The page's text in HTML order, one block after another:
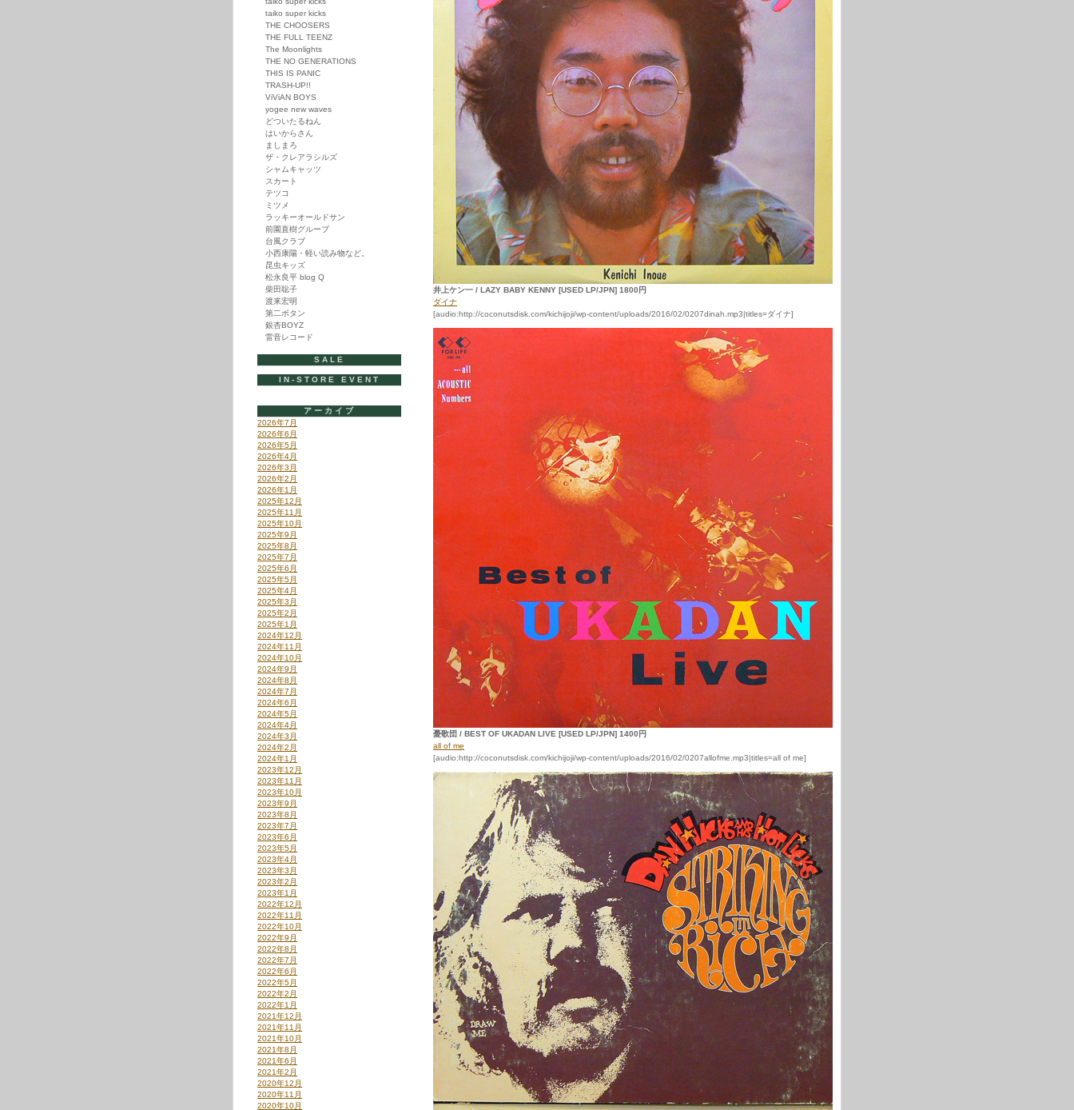
井上ケン一 / LAZY BABY KENNY [USED LP/JPN] 1800円
ダイナ
[audio:http://coconutsdisk.com/kichijoji/wp-content/uploads/2016/02/0207dinah.mp3|titles=ダイナ]
憂歌団 / BEST OF UKADAN LIVE [USED LP/JPN] 1400円
all of me
[audio:http://coconutsdisk.com/kichijoji/wp-content/uploads/2016/02/0207allofme.mp3|titles=all of me]
taiko super kicks
THE CHOOSERS
THE FULL TEENZ
The Moonlights
THE NO GENERATIONS
THIS IS PANIC
TRASH-UP!!
ViViAN BOYS
yogee new waves
どついたるねん
はいからさん
ましまろ
ザ・クレアラシルズ
シャムキャッツ
スカート
テツコ
ミツメ
ラッキーオールドサン
前園直樹グループ
台風クラブ
小西康陽・軽い読み物など。
昆虫キッズ
松永良平 blog Q
柴田聡子
渡来宏明
第二ボタン
銀杏BOYZ
雷音レコード
SALE
IN-STORE EVENT
アーカイブ
2026年7月
2026年6月
2026年5月
2026年4月
2026年3月
2026年2月
2026年1月
2025年12月
2025年11月
2025年10月
2025年9月
2025年8月
2025年7月
2025年6月
2025年5月
2025年4月
2025年3月
2025年2月
2025年1月
2024年12月
2024年11月
2024年10月
2024年9月
2024年8月
2024年7月
2024年6月
2024年5月
2024年4月
2024年3月
2024年2月
2024年1月
2023年12月
2023年11月
2023年10月
2023年9月
2023年8月
2023年7月
2023年6月
2023年5月
2023年4月
2023年3月
2023年2月
2023年1月
2022年12月
2022年11月
2022年10月
2022年9月
2022年8月
2022年7月
2022年6月
2022年5月
2022年2月
2022年1月
2021年12月
2021年11月
2021年10月
2021年8月
2021年6月
2021年2月
2020年12月
2020年11月
2020年10月